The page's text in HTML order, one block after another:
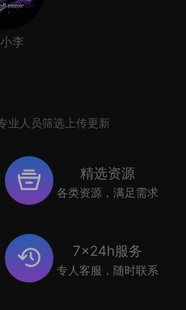
李
业人员筛选上传更新
精选资源
各类资源，满足需求
7x24h服务
专人客服，随时联系